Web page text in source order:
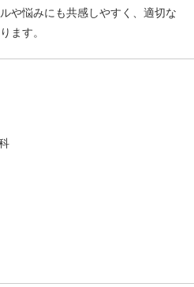
や悩みにも共感しやすく、適切な
ます。